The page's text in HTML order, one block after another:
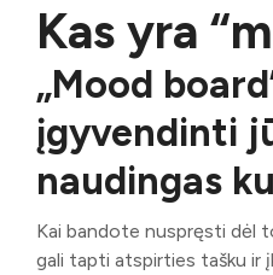
Kas yra
„Mood
įgyvendinti
naudingas
Kai bandote nuspręsti dėl
gali tapti atspirties tašku ir